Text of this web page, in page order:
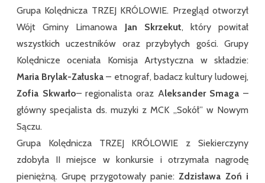
Grupa Kolędnicza TRZEJ KRÓLOWIE. Przegląd otworzył
Wójt Gminy Limanowa Jan Skrzekut, który powitał
wszystkich uczestników oraz przybyłych gości. Grupy
Kolędnicze oceniała Komisja Artystyczna w składzie:
Maria Brylak-Załuska – etnograf, badacz kultury ludowej,
Zofia Skwarło– regionalista oraz Aleksander Smaga–
główny specjalista ds. muzyki z MCK „Sokół” w Nowym
Sączu.
Grupa Kolędnicza TRZEJ KRÓLOWIE z Siekierczyny
zdobyła II miejsce w konkursie i otrzymała nagrodę
pieniężną. Grupę przygotowały panie: Zdzisława Zoń i